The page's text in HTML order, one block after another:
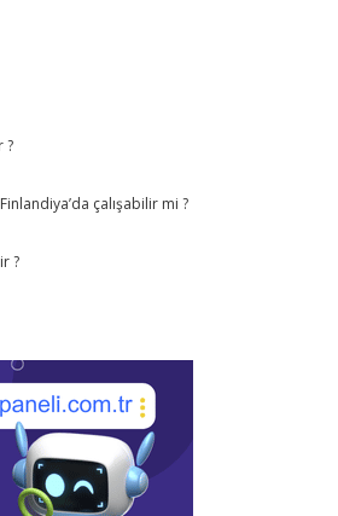
?
çalışabilir mi ?
?